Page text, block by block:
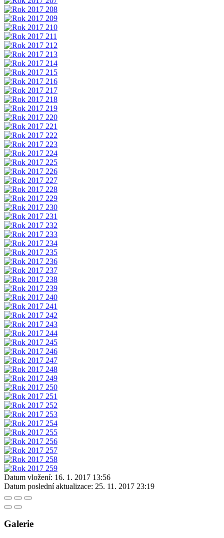
Datum vložení: 16. 1. 2017 13:56
Datum poslední aktualizace: 25. 11. 2017 23:19
Galerie